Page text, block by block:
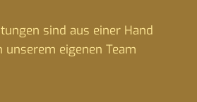
sind aus einer Hand
eigenen Team